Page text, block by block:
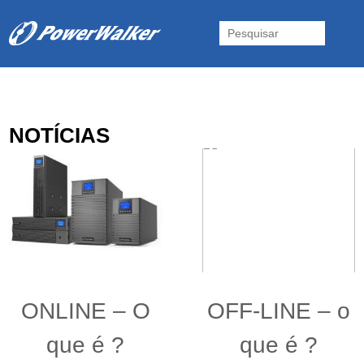
Inversores e acessórios. Portugal.
NOTÍCIAS
ONLINE – O
que é ?
OFF-LINE – o
que é ?